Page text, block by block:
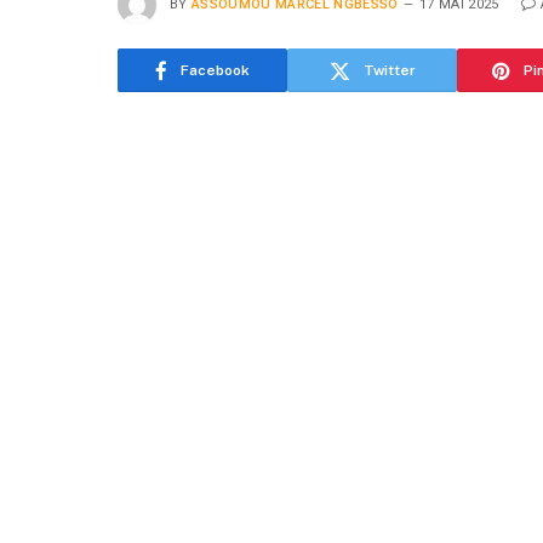
BY ASSOUMOU MARCEL NGBESSO 17 MAI 2025
Facebook Twitter